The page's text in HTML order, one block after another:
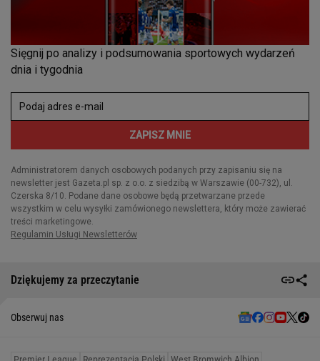
Dziękujemy za przeczytanie
Obserwuj nas